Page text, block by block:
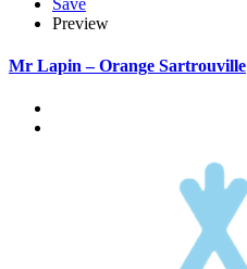
Preview
Mr Lapin – Orange Sartrouville